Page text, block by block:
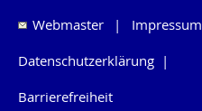
Webmaster | Impressum
Datenschutzerklärung |
Barrierefreiheit